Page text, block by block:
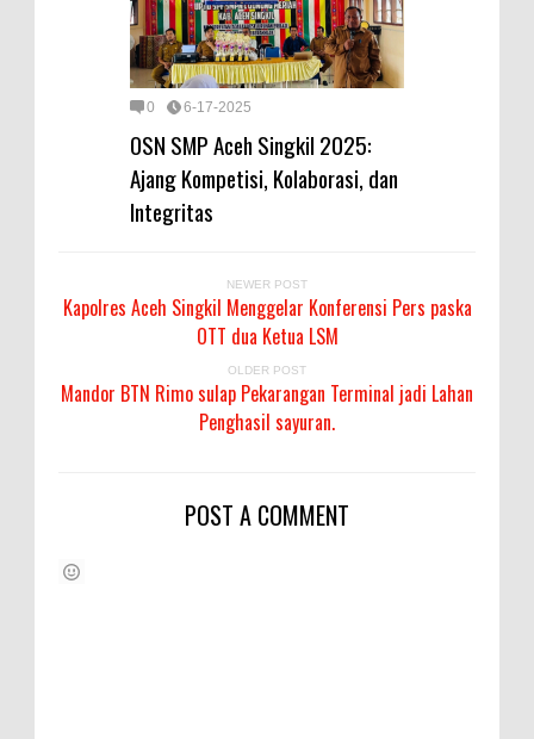
0 6-17-2025
OSN SMP Aceh Singkil 2025:
Ajang Kompetisi, Kolaborasi, dan
Integritas
NEWER POST
Kapolres Aceh Singkil Menggelar Konferensi Pers paska
OTT dua Ketua LSM
OLDER POST
Mandor BTN Rimo sulap Pekarangan Terminal jadi Lahan
Penghasil sayuran.
POST A COMMENT